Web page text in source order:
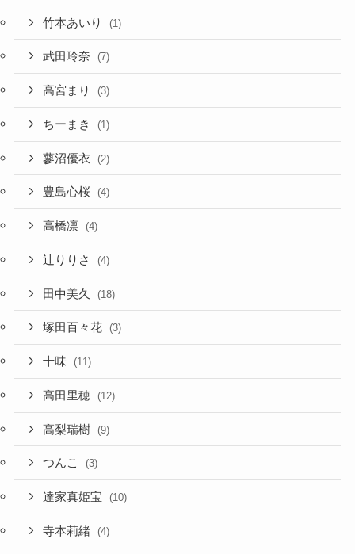
竹本あいり (1)
武田玲奈 (7)
高宮まり (3)
ちーまき (1)
蓼沼優衣 (2)
豊島心桜 (4)
高橋凛 (4)
辻りりさ (4)
田中美久 (18)
塚田百々花 (3)
十味 (11)
高田里穂 (12)
高梨瑞樹 (9)
つんこ (3)
達家真姫宝 (10)
寺本莉緒 (4)